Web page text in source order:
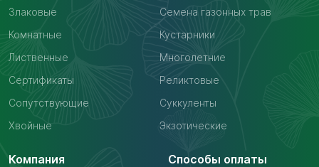
Злаковые
Семена газонных трав
Комнатные
Кустарники
Лиственные
Многолетние
Сертификаты
Реликтовые
Сопутствующие
Суккуленты
Хвойные
Экзотические
Компания Способы оплаты